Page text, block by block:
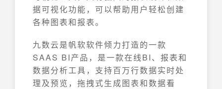
据可视化功能，可以帮助用户轻松创建
各种图表和报表。
九数云是帆软软件倾力打造的一款
SAAS BI产品，是一款在线BI、报表和
数据分析工具，支持百万行数据实时处
理及预览，拖拽式生成图表和数据看